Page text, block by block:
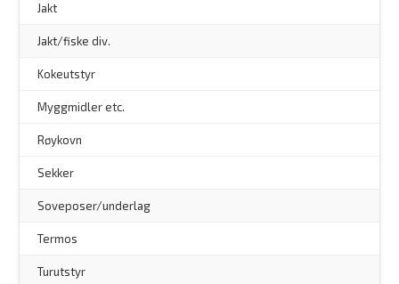
Jakt
Jakt/fiske div.
Kokeutstyr
Myggmidler etc.
Røykovn
Sekker
Soveposer/underlag
Termos
Turutstyr